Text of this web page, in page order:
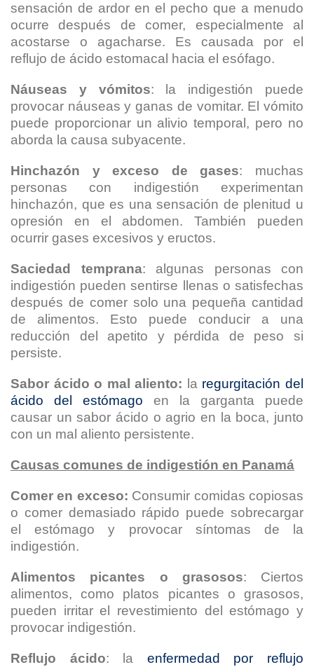
sensación de ardor en el pecho que a menudo
ocurre después de comer, especialmente al
acostarse o agacharse. Es causada por el
reflujo de ácido estomacal hacia el esófago.
Náuseas y vómitos: la indigestión puede
provocar náuseas y ganas de vomitar. El vómito
puede proporcionar un alivio temporal, pero no
aborda la causa subyacente.
Hinchazón y exceso de gases: muchas
personas con indigestión experimentan
hinchazón, que es una sensación de plenitud u
opresión en el abdomen. También pueden
ocurrir gases excesivos y eructos.
Saciedad temprana: algunas personas con
indigestión pueden sentirse llenas o satisfechas
después de comer solo una pequeña cantidad
de alimentos. Esto puede conducir a una
reducción del apetito y pérdida de peso si
persiste.
Sabor ácido o mal aliento: la regurgitación del
ácido del estómago en la garganta puede
causar un sabor ácido o agrio en la boca, junto
con un mal aliento persistente.
Causas comunes de indigestión en Panamá
Comer en exceso: Consumir comidas copiosas
o comer demasiado rápido puede sobrecargar
el estómago y provocar síntomas de la
indigestión.
Alimentos picantes o grasosos: Ciertos
alimentos, como platos picantes o grasosos,
pueden irritar el revestimiento del estómago y
provocar indigestión.
Reflujo ácido: la enfermedad por reflujo